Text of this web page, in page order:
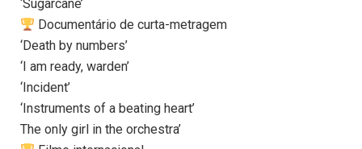
‘Sugarcane’
Documentário de curta-metragem
‘Death by numbers’
‘I am ready, warden’
‘Incident’
‘Instruments of a beating heart’
The only girl in the orchestra’